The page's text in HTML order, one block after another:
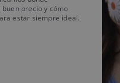
precio y cómo
estar siempre ideal.